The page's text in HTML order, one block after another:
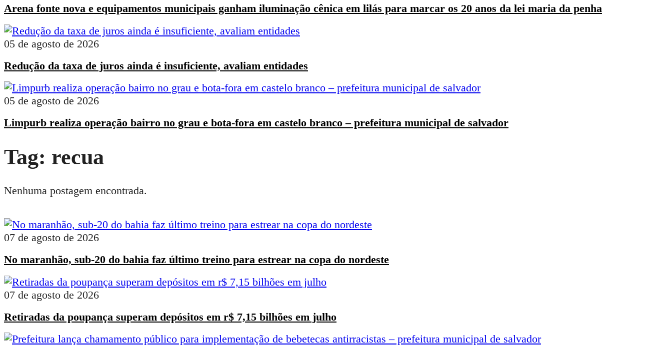
Arena fonte nova e equipamentos municipais ganham iluminação cênica em lilás para marcar os 20 anos da lei maria da penha
05 de agosto de 2026
Redução da taxa de juros ainda é insuficiente, avaliam entidades
05 de agosto de 2026
Limpurb realiza operação bairro no grau e bota-fora em castelo branco – prefeitura municipal de salvador
Tag: recua
Nenhuma postagem encontrada.
07 de agosto de 2026
No maranhão, sub-20 do bahia faz último treino para estrear na copa do nordeste
07 de agosto de 2026
Retiradas da poupança superam depósitos em r$ 7,15 bilhões em julho